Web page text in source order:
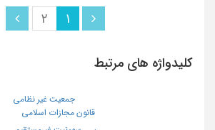
1
2
کلیدواژه های مرتبط
قانون مجازات اسلامی
جمعیت غیر نظامى